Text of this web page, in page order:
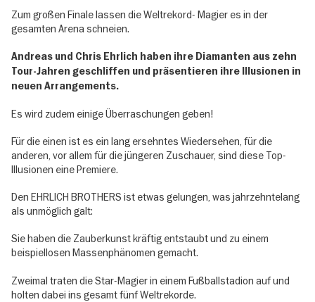
Zum großen Finale lassen die Weltrekord- Magier es in der
gesamten Arena schneien.
Andreas und Chris Ehrlich haben ihre Diamanten aus zehn
Tour-Jahren geschliffen und präsentieren ihre Illusionen in
neuen Arrangements.
Es wird zudem einige Überraschungen geben!
Für die einen ist es ein lang ersehntes Wiedersehen, für die
anderen, vor allem für die jüngeren Zuschauer, sind diese Top-
Illusionen eine Premiere.
Den EHRLICH BROTHERS ist etwas gelungen, was jahrzehntelang
als unmöglich galt:
Sie haben die Zauberkunst kräftig entstaubt und zu einem
beispiellosen Massenphänomen gemacht.
Zweimal traten die Star-Magier in einem Fußballstadion auf und
holten dabei ins gesamt fünf Weltrekorde.